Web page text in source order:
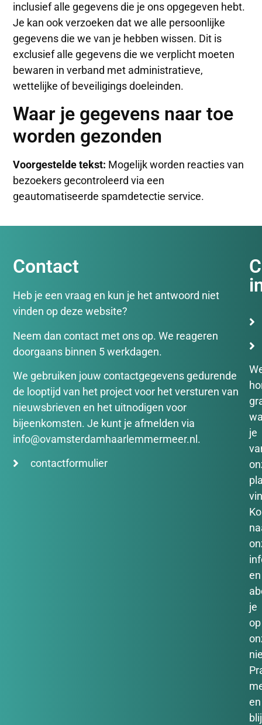
inclusief alle gegevens die je ons opgegeven hebt.
Je kan ook verzoeken dat we alle persoonlijke
gegevens die we van je hebben wissen. Dit is
exclusief alle gegevens die we verplicht moeten
bewaren in verband met administratieve,
wettelijke of beveiligings doeleinden.
Waar je gegevens naar toe
worden gezonden
Voorgestelde tekst: Mogelijk worden reacties van
bezoekers gecontroleerd via een
geautomatiseerde spamdetectie service.
Contact
Heb je een vraag en kun je het antwoord niet
vinden op deze website?
Neem dan contact met ons op. We reageren
doorgaans binnen 5 werkdagen.
We gebruiken jouw contactgegevens gedurende
de looptijd van het project voor het versturen van
nieuwsbrieven en het uitnodigen voor
bijeenkomsten. Je kunt je afmelden via
info@ovamsterdamhaarlemmermeer.nl.
contactformulier
je
en
je
op
en